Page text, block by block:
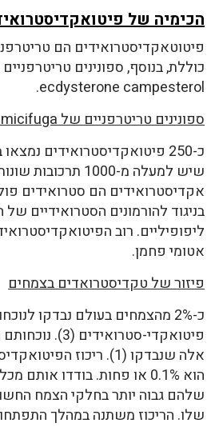
הכימיה של
פיטוטאקדיסטרואידים הם
כוללת, בנוסף, ספונינים
ecdysterone campesterol.
ספונינים טריטרפניים של Cimicifuga
כ-250 פיטואקדיסטרואידים
אקדיסטרואידים הם סטרואידים
בניגוד להורמונים הסטרואידיים
אטומי פחמן.
פיזור של טקדיסטרואדים בצמחים
כ-2% מהצמחים בעולם נבדקו
אלה שנבדקו (1). ריכוז
הוא 0.1% או פחות. בודדו
שלהם גבוה יותר בחלקי הצמח
שלו. הריכוז משתנה במהלך